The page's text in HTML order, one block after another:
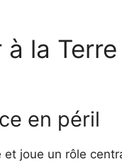
la
en péril
et joue un rôle